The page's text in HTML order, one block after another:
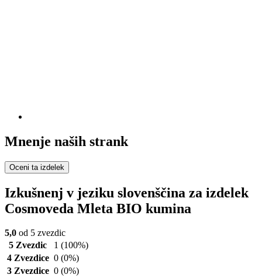
Mnenje naših strank
Oceni ta izdelek
Izkušnenj v jeziku slovenščina za izdelek
Cosmoveda Mleta BIO kumina
5,0 od 5 zvezdic
5 Zvezdic
1 (100%)
4 Zvezdice 0 (0%)
3 Zvezdice 0 (0%)